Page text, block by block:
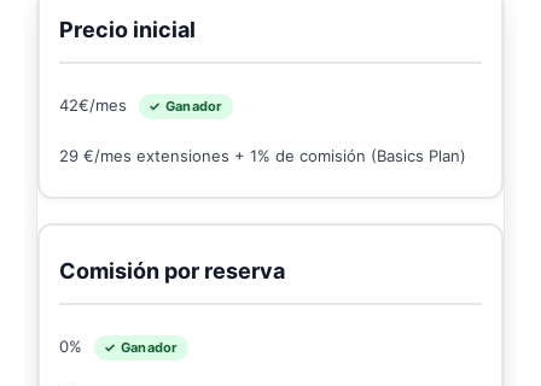
Precio inicial
42€/mes ✓ Ganador
29 €/mes extensiones + 1% de comisión (Basics Plan)
Comisión por reserva
0% ✓ Ganador